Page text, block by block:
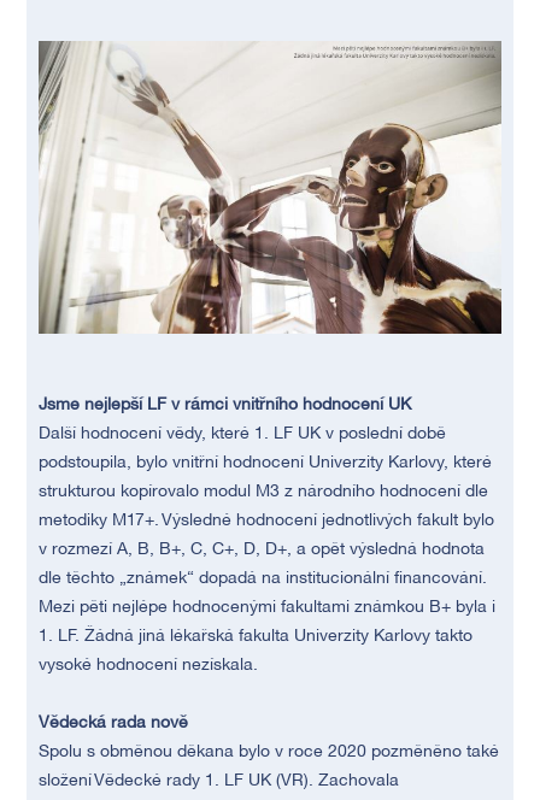
Jsme nejlepší LF v rámci vnitřního hodnocení UK
Další hodnocení vědy, které 1. LF UK v poslední době
podstoupila, bylo vnitřní hodnocení Univerzity Karlovy, které
strukturou kopírovalo modul M3 z národního hodnocení dle
metodiky M17+. Výsledné hodnocení jednotlivých fakult bylo
v rozmezí A, B, B+, C, C+, D, D+, a opět výsledná hodnota
dle těchto „známek“ dopadá na institucionální financování.
Mezi pěti nejlépe hodnocenými fakultami známkou B+ byla i
1. LF. Žádná jiná lékařská fakulta Univerzity Karlovy takto
vysoké hodnocení nezískala.
Vědecká rada nově
Spolu s obměnou děkana bylo v roce 2020 pozměněno také
složení Vědecké rady 1. LF UK (VR). Zachovala